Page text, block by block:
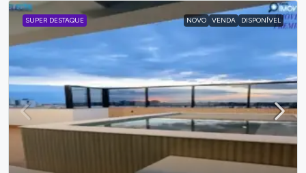
SUPER DESTAQUE NOVO VENDA DISPONÍVEL